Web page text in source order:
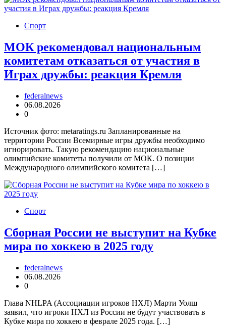
Спорт
МОК рекомендовал национальным
комитетам отказаться от участия в
Играх дружбы: реакция Кремля
federalnews
06.08.2026
0
Источник фото: metaratings.ru Запланированные на
территории России Всемирные игры дружбы необходимо
игнорировать. Такую рекомендацию национальные
олимпийские комитеты получили от МОК. О позиции
Международного олимпийского комитета […]
Спорт
Сборная России не выступит на Кубке
мира по хоккею в 2025 году
federalnews
06.08.2026
0
Глава NHLPA (Ассоциации игроков НХЛ) Марти Уолш
заявил, что игроки НХЛ из России не будут участвовать в
Кубке мира по хоккею в феврале 2025 года. […]